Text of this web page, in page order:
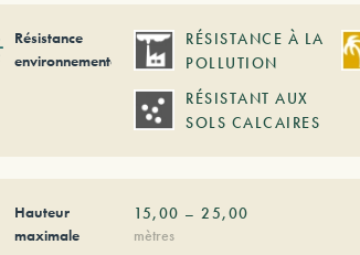
Résistance
environnementale
RÉSISTANCE À LA
POLLUTION
RÉSISTANT AUX
SOLS CALCAIRES
Hauteur
maximale
15,00 –25,00
mètres